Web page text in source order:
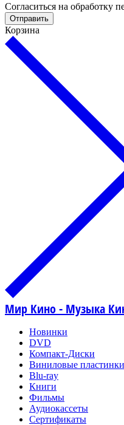
Cогласиться на обработку
Отправить
Корзина
Мир Кино - Музыка
Новинки
DVD
Компакт-Диски
Виниловые пластинки
Blu-ray
Книги
Фильмы
Аудиокассеты
Сертификаты